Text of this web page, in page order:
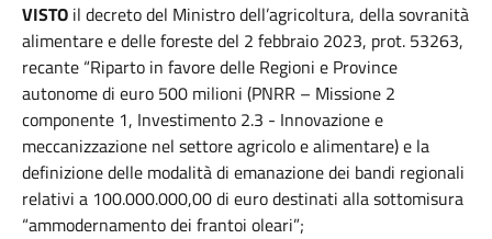
VISTO il decreto del Ministro dell’agricoltura, della sovranità
alimentare e delle foreste del 2 febbraio 2023, prot. 53263,
recante “Riparto in favore delle Regioni e Province
autonome di euro 500 milioni (PNRR – Missione 2
componente 1, Investimento 2.3 - Innovazione e
meccanizzazione nel settore agricolo e alimentare) e la
definizione delle modalità di emanazione dei bandi regionali
relativi a 100.000.000,00 di euro destinati alla sottomisura
“ammodernamento dei frantoi oleari”;